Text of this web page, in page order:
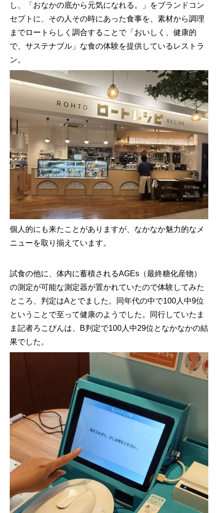
し、「おなかの底から元気になれる。」をブランドコン
セプトに、その人その時にあった食事を、素材から調理
までロートらしく調合することで「おいしく、健康的
で、サステナブル」な食の体験を提供しているレストラ
ン。
個人的にも来たことがありますが、なかなか魅力的なメ
ニューを取り揃えています。
試食の他に、体内に蓄積されるAGEs（最終糖化産物）
の測定が可能な測定器が置かれていたので体験してみた
ところ、判定はAとでました。同年代の中で100人中9位
ということで至って健康のようでした。同行していたま
ま記者ろこぴんは、B判定で100人中29位となかなかの結
果でした。